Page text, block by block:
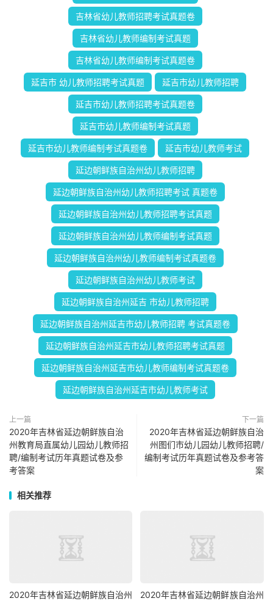
吉林省幼儿教师招聘考试真题卷
吉林省幼儿教师编制考试真题
吉林省幼儿教师编制考试真题卷
延吉市 幼儿教师招聘考试真题 延吉市幼儿教师招聘
延吉市幼儿教师招聘考试真题卷
延吉市幼儿教师编制考试真题
延吉市幼儿教师编制考试真题卷 延吉市幼儿教师考试
延边朝鲜族自治州幼儿教师招聘
延边朝鲜族自治州幼儿教师招聘考试 真题卷
延边朝鲜族自治州幼儿教师招聘考试真题
延边朝鲜族自治州幼儿教师编制考试真题
延边朝鲜族自治州幼儿教师编制考试真题卷
延边朝鲜族自治州幼儿教师考试
延边朝鲜族自治州延吉 市幼儿教师招聘
延边朝鲜族自治州延吉市幼儿教师招聘 考试真题卷
延边朝鲜族自治州延吉市幼儿教师招聘考试真题
延边朝鲜族自治州延吉市幼儿教师编制考试真题卷
延边朝鲜族自治州延吉市幼儿教师考试
上一篇
2020年吉林省延边朝鲜族自治
州教育局直属幼儿园幼儿教师招
聘/编制考试历年真题试卷及参
考答案
下一篇
2020年吉林省延边朝鲜族自治
州图们市幼儿园幼儿教师招聘/
编制考试历年真题试卷及参考答
案
相关推荐
2020年吉林省延边朝鲜族自治州
2020年吉林省延边朝鲜族自治州